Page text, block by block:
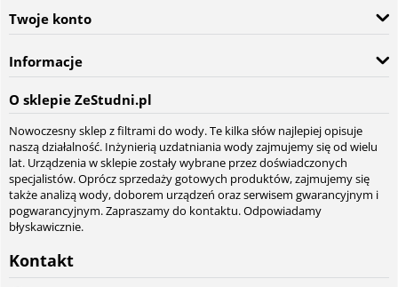
Twoje konto
Informacje
O sklepie ZeStudni.pl
Nowoczesny sklep z filtrami do wody. Te kilka słów najlepiej opisuje
naszą działalność. Inżynierią uzdatniania wody zajmujemy się od wielu
lat. Urządzenia w sklepie zostały wybrane przez doświadczonych
specjalistów. Oprócz sprzedaży gotowych produktów, zajmujemy się
także analizą wody, doborem urządzeń oraz serwisem gwarancyjnym i
pogwarancyjnym. Zapraszamy do kontaktu. Odpowiadamy
błyskawicznie.
Kontakt